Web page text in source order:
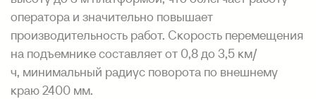
оператора и значительно повышает
производительность работ. Скорость перемещения
на подъемнике составляет от 0,8 до 3,5 км/
ч, минимальный радиус поворота по внешнему
краю 2400 мм.